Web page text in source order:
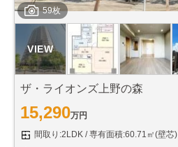
59枚
ザ・ライオンズ上野の森
15,290万円
間取り:2LDK
専有面積:60.71㎡(壁芯)